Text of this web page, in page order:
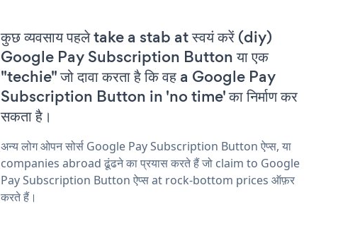
कुछ व्यवसाय पहले take a stab at स्वयं करें (diy)
Google Pay Subscription Button या एक
"techie" जो दावा करता है कि वह a Google Pay
Subscription Button in 'no time' का निर्माण कर
सकता है।
अन्य लोग ओपन सोर्स Google Pay Subscription Button ऐप्स, या
companies abroad ढूंढने का प्रयास करते हैं जो claim to Google
Pay Subscription Button ऐप्स at rock-bottom prices ऑफ़र
करते हैं।